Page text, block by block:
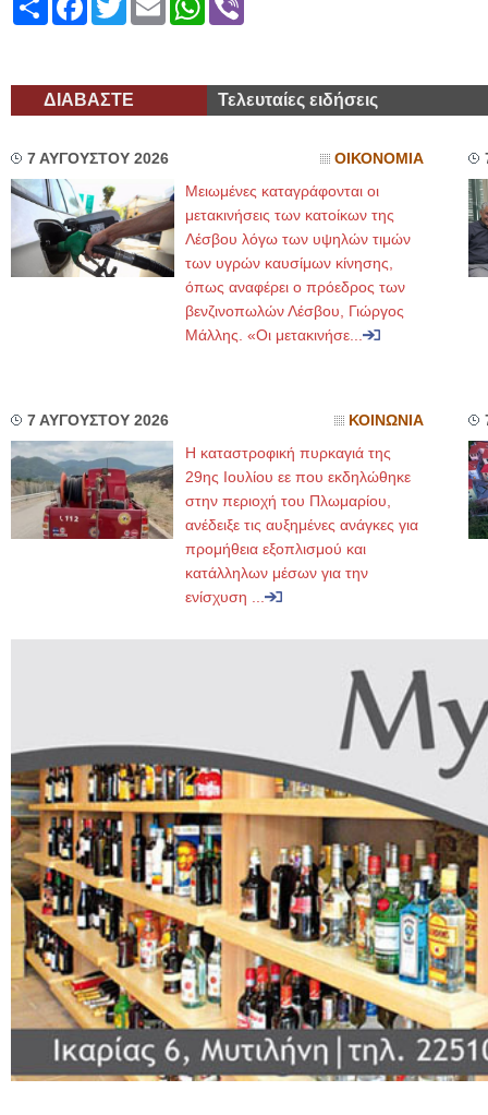
ΔΙΑΒΑΣΤΕ Τελευταίες ειδήσεις
7 ΑΥΓΟΥΣΤΟΥ 2026 ΟΙΚΟΝΟΜΙΑ
Μειωμένες καταγράφονται οι
μετακινήσεις των κατοίκων της
Λέσβου λόγω των υψηλών τιμών
των υγρών καυσίμων κίνησης,
όπως αναφέρει ο πρόεδρος των
βενζινοπωλών Λέσβου, Γιώργος
Μάλλης. «Οι μετακινήσε...
7 ΑΥΓΟΥΣΤΟΥ 2026 ΚΟΙΝΩΝΙΑ
Η καταστροφική πυρκαγιά της
29ης Ιουλίου εε που εκδηλώθηκε
στην περιοχή του Πλωμαρίου,
ανέδειξε τις αυξημένες ανάγκες για
προμήθεια εξοπλισμού και
κατάλληλων μέσων για την
ενίσχυση ...